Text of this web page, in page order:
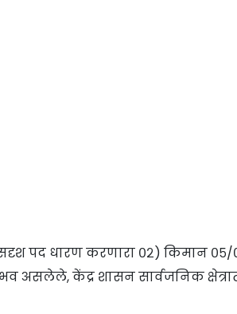
पद धारण करणारा ०२) किमान ०५/
केंद्र शासन सार्वजनिक